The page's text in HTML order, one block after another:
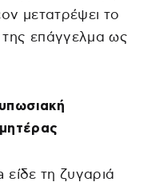
μετατρέψει το
της επάγγελμα ως
τη ζυγαριά